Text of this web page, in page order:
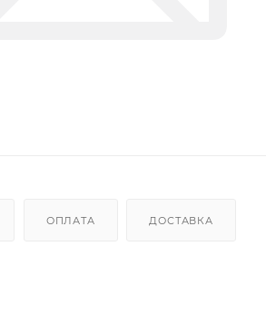
ОПЛАТА ДОСТАВКА